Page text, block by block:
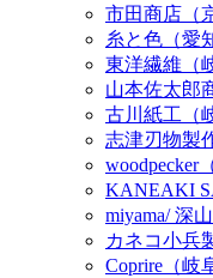
市田商店（
糸と色（愛
東洋繊維（
山本佐太郎
古川紙工（
志津刃物製
woodpecker
KANEAKI
miyama/ 深
カネコ小兵
Coprire（岐